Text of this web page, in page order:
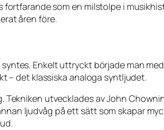
fortfarande som en milstolpe i
åren före.
Enkelt uttryckt började man
– det klassiska analoga syntljudet.
Tekniken utvecklades av John
ljudvåg på ett sätt som skapar